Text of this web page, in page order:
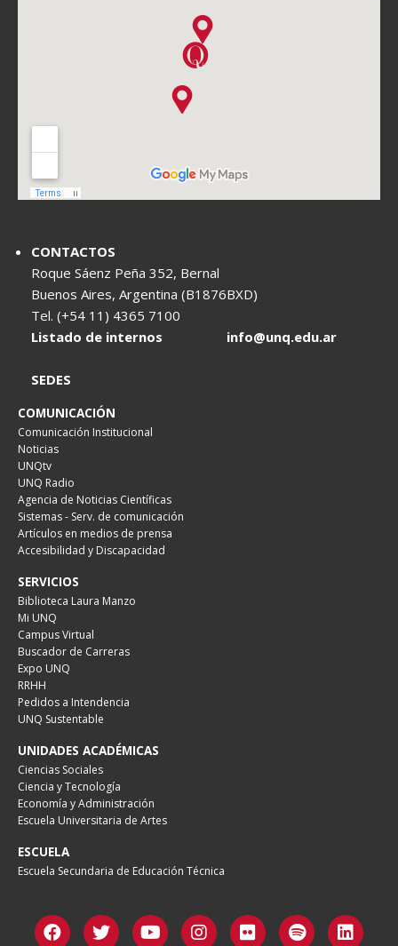
CONTACTOS
Roque Sáenz Peña 352, Bernal
Buenos Aires, Argentina (B1876BXD)
Tel. (+54 11) 4365 7100
Listado de internos
info@unq.edu.ar
SEDES
COMUNICACIÓN
Comunicación Institucional
Noticias
UNQtv
UNQ Radio
Agencia de Noticias Científicas
Sistemas - Serv. de comunicación
Artículos en medios de prensa
Accesibilidad y Discapacidad
SERVICIOS
Biblioteca Laura Manzo
Mi UNQ
Campus Virtual
Buscador de Carreras
Expo UNQ
RRHH
Pedidos a Intendencia
UNQ Sustentable
UNIDADES ACADÉMICAS
Ciencias Sociales
Ciencia y Tecnología
Economía y Administración
Escuela Universitaria de Artes
ESCUELA
Escuela Secundaria de Educación Técnica